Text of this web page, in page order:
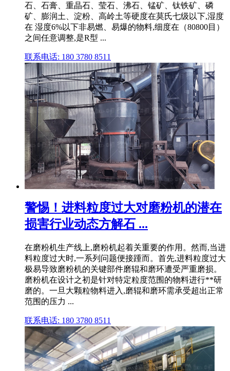
石、石膏、重晶石、莹石、沸石、锰矿、钛铁矿、磷
矿、膨润土、淀粉、高岭土等硬度在莫氏七级以下,湿度
在 湿度6%以下非易燃、易爆的物料,细度在（80800目）
之间任意调整,是R型 ...
联系电话: 180 3780 8511
警惕！进料粒度过大对磨粉机的潜在
损害行业动态方解石 ...
在磨粉机生产线上,磨粉机起着关重要的作用。然而,当进
料粒度过大时,一系列问题便接踵而。首先,进料粒度过大
极易导致磨粉机的关键部件磨辊和磨环遭受严重磨损。
磨粉机在设计之初是针对特定粒度范围的物料进行**研
磨的。一旦大颗粒物料进入,磨辊和磨环需承受超出正常
范围的压力 ...
联系电话: 180 3780 8511